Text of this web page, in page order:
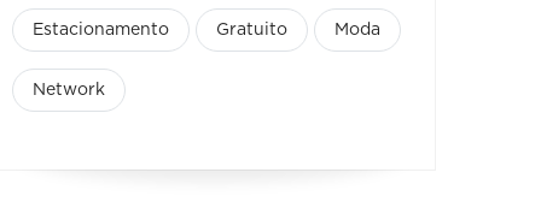
Estacionamento Gratuito Moda
Network